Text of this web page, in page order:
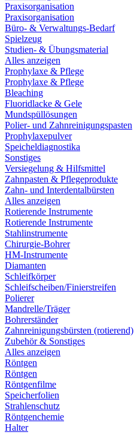
Praxisorganisation
Praxisorganisation
Büro- & Verwaltungs-Bedarf
Spielzeug
Studien- & Übungsmaterial
Alles anzeigen
Prophylaxe & Pflege
Prophylaxe & Pflege
Bleaching
Fluoridlacke & Gele
Mundspüllösungen
Polier- und Zahnreinigungspasten
Prophylaxepulver
Speicheldiagnostika
Sonstiges
Versiegelung & Hilfsmittel
Zahnpasten & Pflegeprodukte
Zahn- und Interdentalbürsten
Alles anzeigen
Rotierende Instrumente
Rotierende Instrumente
Stahlinstrumente
Chirurgie-Bohrer
HM-Instrumente
Diamanten
Schleifkörper
Schleifscheiben/Finierstreifen
Polierer
Mandrelle/Träger
Bohrerständer
Zahnreinigungsbürsten (rotierend)
Zubehör & Sonstiges
Alles anzeigen
Röntgen
Röntgen
Röntgenfilme
Speicherfolien
Strahlenschutz
Röntgenchemie
Halter